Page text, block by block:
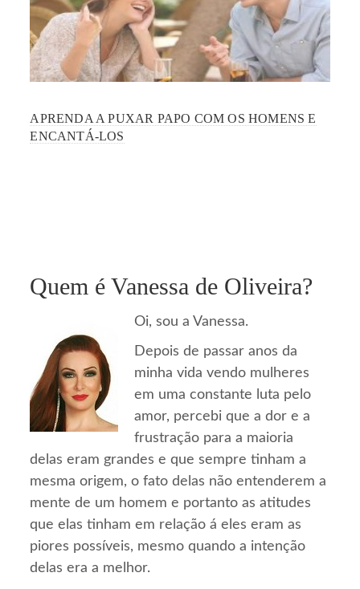
APRENDA A PUXAR PAPO COM OS HOMENS E
ENCANTÁ-LOS
Quem é Vanessa de Oliveira?
Oi, sou a Vanessa.
Depois de passar anos da
minha vida vendo mulheres
em uma constante luta pelo
amor, percebi que a dor e a
frustração para a maioria
delas eram grandes e que sempre tinham a
mesma origem, o fato delas não entenderem a
mente de um homem e portanto as atitudes
que elas tinham em relação á eles eram as
piores possíveis, mesmo quando a intenção
delas era a melhor.